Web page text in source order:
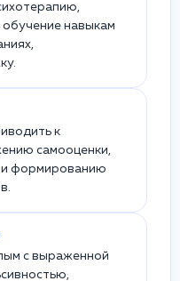
навыкам
к
самооценки,
и формированию
с выраженной